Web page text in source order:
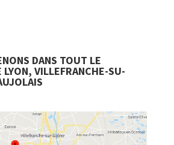
DANS TOUT LE
VILLEFRANCHE-SU-